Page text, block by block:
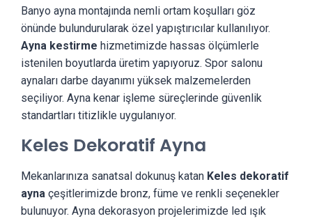
Banyo ayna montajında nemli ortam koşulları göz
önünde bulundurularak özel yapıştırıcılar kullanılıyor.
Ayna kestirme hizmetimizde hassas ölçümlerle
istenilen boyutlarda üretim yapıyoruz. Spor salonu
aynaları darbe dayanımı yüksek malzemelerden
seçiliyor. Ayna kenar işleme süreçlerinde güvenlik
standartları titizlikle uygulanıyor.
Keles Dekoratif Ayna
Mekanlarınıza sanatsal dokunuş katan Keles dekoratif
ayna çeşitlerimizde bronz, füme ve renkli seçenekler
bulunuyor. Ayna dekorasyon projelerimizde led ışık